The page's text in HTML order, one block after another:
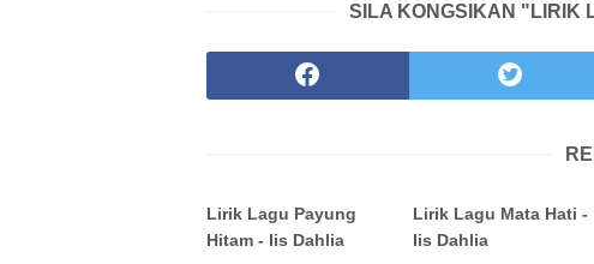
SILA KONGSIKAN "LIRIK
Lirik Lagu Payung
Hitam - Iis Dahlia
Lirik Lagu Mata Hati -
Iis Dahlia